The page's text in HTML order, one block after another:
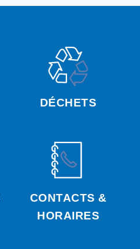
DÉCHETS
CONTACTS &
HORAIRES